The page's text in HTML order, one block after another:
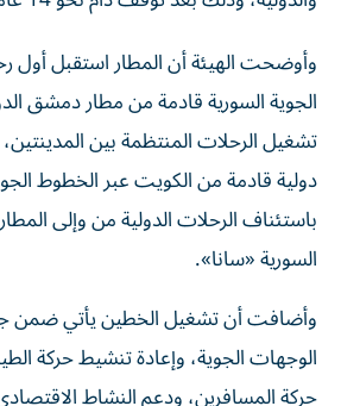
الجوية السورية قادمة من مطار دمشق
تشغيل الرحلات المنتظمة بين المدينتين،
دولية قادمة من الكويت عبر الخطوط
باستئناف الرحلات الدولية من وإلى المطار،
السورية «سانا».
الوجهات الجوية، وإعادة تنشيط حركة
حركة المسافرين، ودعم النشاط